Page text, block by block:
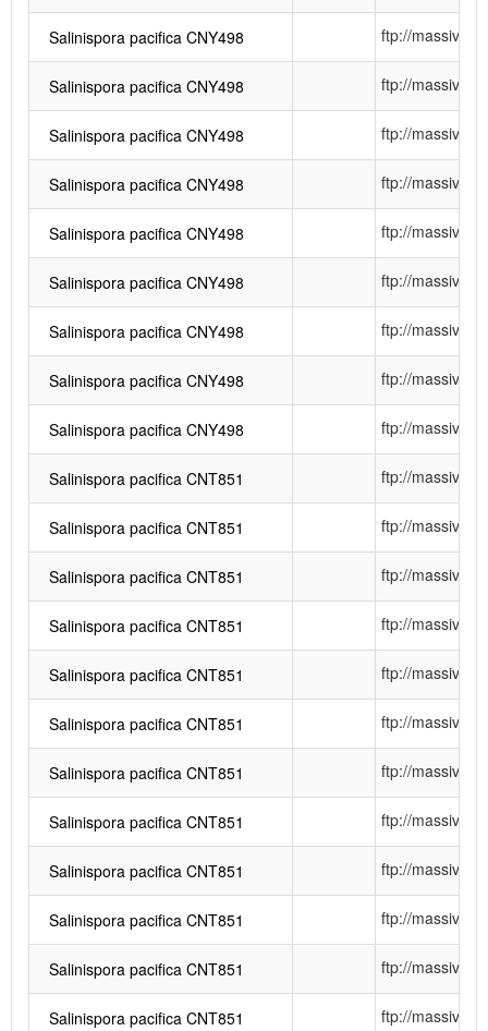
Salinispora pacifica CNY498 ftp://
Salinispora pacifica CNY498 ftp://
Salinispora pacifica CNY498 ftp://
Salinispora pacifica CNY498 ftp://
Salinispora pacifica CNY498 ftp://
Salinispora pacifica CNY498 ftp://
Salinispora pacifica CNY498 ftp://
Salinispora pacifica CNY498 ftp://
Salinispora pacifica CNY498 ftp://
Salinispora pacifica CNT851 ftp://
Salinispora pacifica CNT851 ftp://
Salinispora pacifica CNT851 ftp://
Salinispora pacifica CNT851 ftp://
Salinispora pacifica CNT851 ftp://
Salinispora pacifica CNT851 ftp://
Salinispora pacifica CNT851 ftp://
Salinispora pacifica CNT851 ftp://
Salinispora pacifica CNT851 ftp://
Salinispora pacifica CNT851 ftp://
Salinispora pacifica CNT851 ftp://
Salinispora pacifica CNT851 ftp://